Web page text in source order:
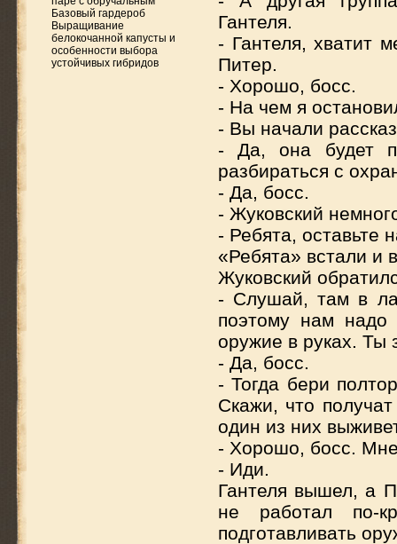
Базовый гардероб
Выращивание
белокочанной капусты и
особенности выбора
устойчивых гибридов
Гантеля.
- Гантеля, хватит
Питер.
- Хорошо, босс.
- На чем я
- Вы начали
- Да, она будет
разбираться с
- Да, босс.
- Жуковский
- Ребята, оставьте
«Ребята» встали и
Жуковский
- Слушай, там в
поэтому нам надо
оружие в руках. Ты
- Да, босс.
- Тогда бери
Скажи, что
один из них
- Хорошо, босс.
- Иди.
Гантеля вышел, а
не работал по-
подготавливать